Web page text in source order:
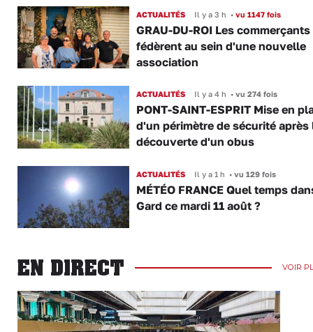
ACTUALITÉS Il y a 3 h •vu 1147 fois
GRAU-DU-ROI Les commerçants
fédèrent au sein d'une nouvelle
association
ACTUALITÉS Il y a 4 h •vu 274 fois
PONT-SAINT-ESPRIT Mise en
d'un périmètre de sécurité après
découverte d'un obus
ACTUALITÉS Il y a 1 h •vu 129 fois
MÉTÉO FRANCE Quel temps
Gard ce mardi 11 août ?
EN DIRECT VOIR